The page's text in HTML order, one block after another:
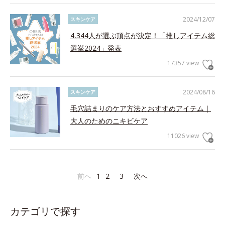
2024/12/07
スキンケア
4,344人が選ぶ頂点が決定！「推しアイテム総
選挙2024」発表
17357 view
2024/08/16
スキンケア
毛穴詰まりのケア方法とおすすめアイテム｜
大人のためのニキビケア
11026 view
前へ 1 2 3 次へ
カテゴリで探す